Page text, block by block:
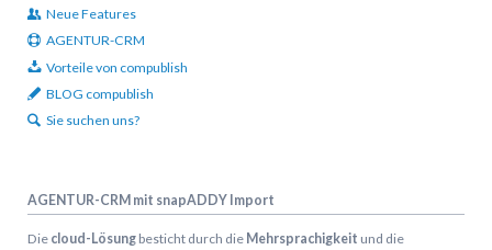
Neue Features
AGENTUR-CRM
Vorteile von compublish
BLOG compublish
Sie suchen uns?
AGENTUR-CRM mit snapADDY Import
Diecloud-Lösungbesticht durch die Mehrsprachigkeit und die